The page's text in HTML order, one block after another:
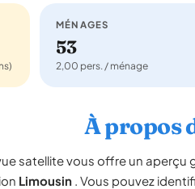
MÉNAGES
53
2,00 pers. / ménage
À propos
satellite vous offre un aperçu
Limousin . Vous pouvez